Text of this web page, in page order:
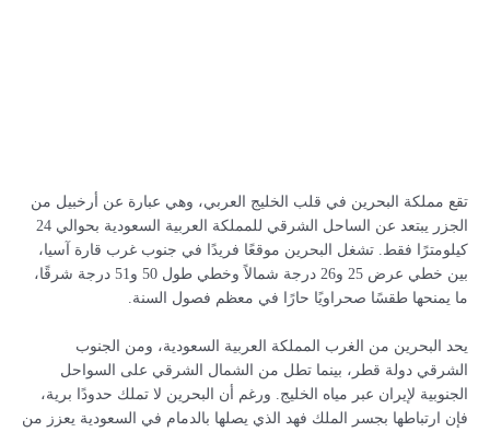
تقع مملكة البحرين في قلب الخليج العربي، وهي عبارة عن أرخبيل من
الجزر يبتعد عن الساحل الشرقي للمملكة العربية السعودية بحوالي 24
كيلومترًا فقط. تشغل البحرين موقعًا فريدًا في جنوب غرب قارة آسيا،
بين خطي عرض 25 و26 درجة شمالاً وخطي طول 50 و51 درجة شرقًا،
ما يمنحها طقسًا صحراويًا حارًا في معظم فصول السنة.
يحد البحرين من الغرب المملكة العربية السعودية، ومن الجنوب
الشرقي دولة قطر، بينما تطل من الشمال الشرقي على السواحل
الجنوبية لإيران عبر مياه الخليج. ورغم أن البحرين لا تملك حدودًا برية،
فإن ارتباطها بجسر الملك فهد الذي يصلها بالدمام في السعودية يعزز من